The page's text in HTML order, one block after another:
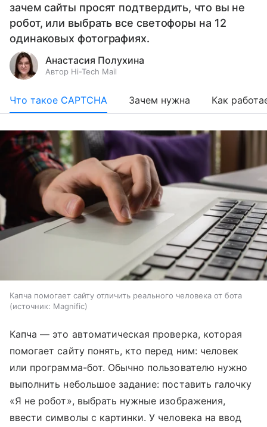
зачем сайты просят подтвердить, что вы не
робот, или выбрать все светофоры на 12
одинаковых фотографиях.
Анастасия Полухина
Автор Hi-Tech Mail
Что такое CAPTCHA Зачем нужна Как
Капча помогает сайту отличить реального человека от бота
источник: Magnific
Капча — это автоматическая проверка, которая
помогает сайту понять, кто перед ним: человек
или программа-бот. Обычно пользователю нужно
выполнить небольшое задание: поставить галочку
«Я не робот», выбрать нужные изображения,
ввести символы с картинки. У человека на ввод